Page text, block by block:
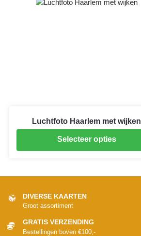
Luchtfoto Haarlem met wijken
Selecteer opties
DIVERSE KAARTEN
Groot assortiment
GRATIS VERZENDING
Bestellingen boven €100,-